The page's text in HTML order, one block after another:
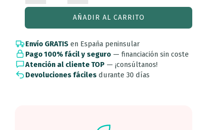
AÑADIR AL CARRITO
Envío GRATIS en España peninsular
Pago 100% fácil y seguro — financiación sin coste
Atención al cliente TOP — ¡consúltanos!
Devoluciones fáciles durante 30 días